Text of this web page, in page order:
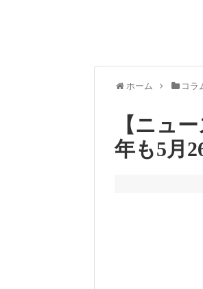
ホーム コラ
【ニュ
年も5月